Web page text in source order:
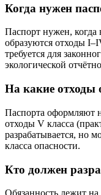
Когда нужен
Паспорт нужен, когда
образуются отходы
требуется для
экологической
На какие отходы
Паспорта оформляют
отходы V класса
разрабатывается, но
класса опасности.
Кто должен